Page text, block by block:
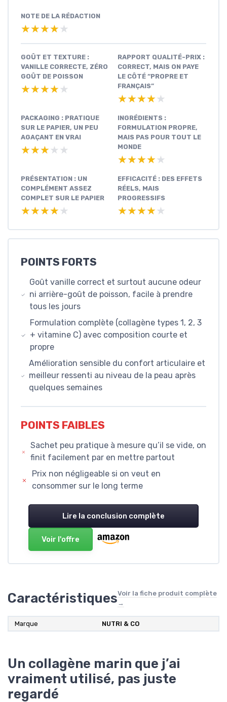
NOTE DE LA RÉDACTION
★★★★★
★★★★★
GOÛT ET TEXTURE :
VANILLE CORRECTE, ZÉRO
GOÛT DE POISSON
★★★★★
★★★★★
RAPPORT QUALITÉ-PRIX :
CORRECT, MAIS ON PAYE
LE CÔTÉ “PROPRE ET
FRANÇAIS”
★★★★★
★★★★★
PACKAGING : PRATIQUE
SUR LE PAPIER, UN PEU
AGAÇANT EN VRAI
★★★★★
★★★★★
INGRÉDIENTS :
FORMULATION PROPRE,
MAIS PAS POUR TOUT LE
MONDE
★★★★★
★★★★★
PRÉSENTATION : UN
COMPLÉMENT ASSEZ
COMPLET SUR LE PAPIER
★★★★★
★★★★★
EFFICACITÉ : DES EFFETS
RÉELS, MAIS
PROGRESSIFS
★★★★★
★★★★★
POINTS FORTS
Goût vanille correct et surtout aucune odeur
ni arrière-goût de poisson, facile à prendre
tous les jours
Formulation complète (collagène types 1, 2, 3
+ vitamine C) avec composition courte et
propre
Amélioration sensible du confort articulaire et
meilleur ressenti au niveau de la peau après
quelques semaines
POINTS FAIBLES
Sachet peu pratique à mesure qu’il se vide, on
finit facilement par en mettre partout
Prix non négligeable si on veut en
consommer sur le long terme
Lire la conclusion complète
Voir l'offre
CaractéristiquesVoir la fiche produit complète
→
Marque ‎NUTRI & CO
Un collagène marin que j’ai
vraiment utilisé, pas juste
regardé